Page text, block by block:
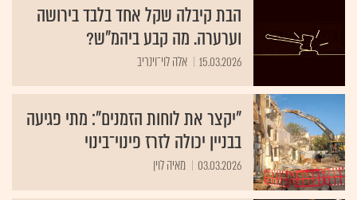
הבת קיבלה שקל אחד בלבד בירושה
וערערה. מה קבע ביהמ"ש?
15.03.2026 אלה לוי־וינריב
"יקצר את לוחות הזמנים": מתי פגיעה
בבניין יכולה לזרז פינוי־בינוי
03.03.2026 מאיה לוין